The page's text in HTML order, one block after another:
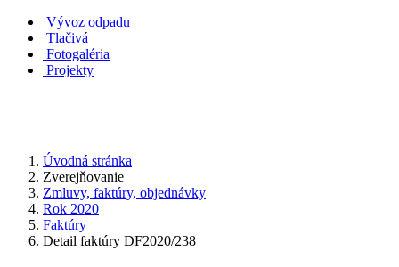
Vývoz odpadu
Tlačivá
Fotogaléria
Projekty
Úvodná stránka
Zverejňovanie
Zmluvy, faktúry, objednávky
Rok 2020
Faktúry
Detail faktúry DF2020/238